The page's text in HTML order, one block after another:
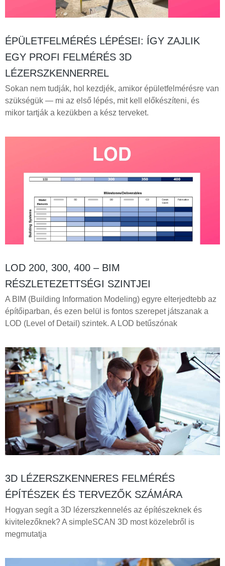
ÉPÜLETFELMÉRÉS LÉPÉSEI: ÍGY ZAJLIK
EGY PROFI FELMÉRÉS 3D
LÉZERSZKENNERREL
Sokan nem tudják, hol kezdjék, amikor épületfelmérésre van
szükségük — mi az első lépés, mit kell előkészíteni, és
mikor tartják a kezükben a kész terveket.
LOD 200, 300, 400 – BIM
RÉSZLETEZETTSÉGI SZINTJEI
A BIM (Building Information Modeling) egyre elterjedtebb az
építőiparban, és ezen belül is fontos szerepet játszanak a
LOD (Level of Detail) szintek. A LOD betűszónak
3D LÉZERSZKENNERES FELMÉRÉS
ÉPÍTÉSZEK ÉS TERVEZŐK SZÁMÁRA
Hogyan segít a 3D lézerszkennelés az építészeknek és
kivitelezőknek? A simpleSCAN 3D most közelebről is
megmutatja